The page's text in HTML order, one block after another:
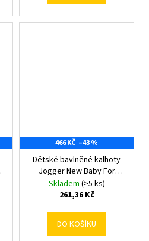
466 KČ –43 %
Dětské bavlněné kalhoty
Jogger New Baby For
Babies ocean 56 (0-3m)
Skladem (>5 ks)
261,36 Kč
DO KOŠÍKU